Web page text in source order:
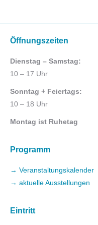
Öffnungszeiten
Dienstag – Samstag:
10 – 17 Uhr
Sonntag + Feiertags:
10 – 18 Uhr
Montag ist Ruhetag
Programm
→ Veranstaltungskalender
→ aktuelle Ausstellungen
Eintritt